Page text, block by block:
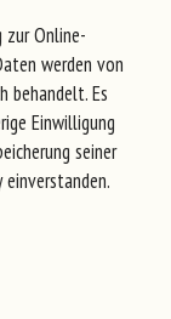
zur Online-
werden von
Es
Einwilligung
seiner